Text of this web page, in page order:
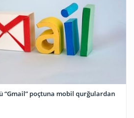
“Gmail” poçtuna mobil qurğulardan